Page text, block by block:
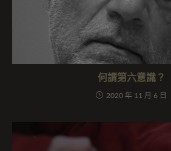
何謂第六意識？
2020 年 11 月 6 日